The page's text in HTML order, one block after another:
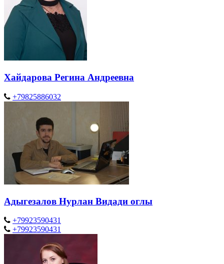
Хайдарова Регина Андреевна
+79825886032
Адыгезалов Нурлан Видади оглы
+79923590431
+79923590431